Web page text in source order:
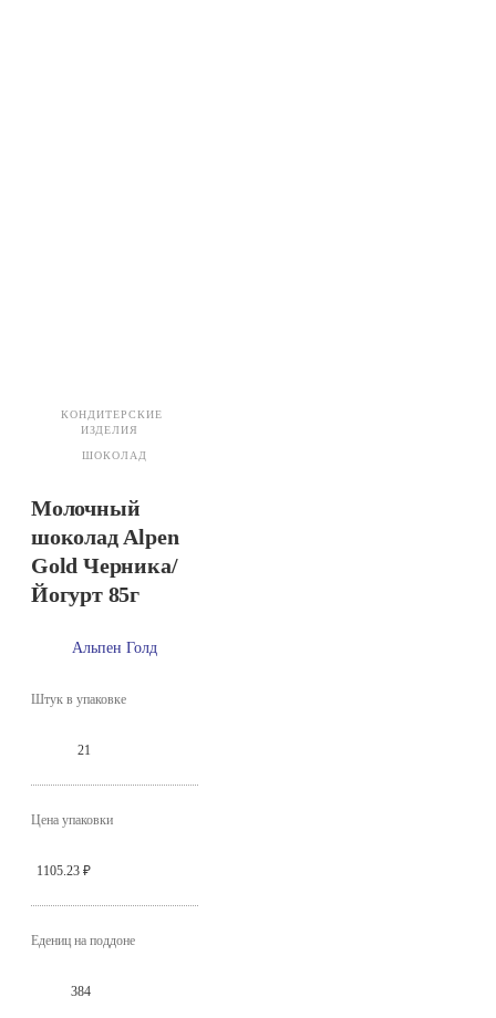
КОНДИТЕРСКИЕ
ИЗДЕЛИЯ
ШОКОЛАД
Молочный
шоколад Alpen
Gold Черника/
Йогурт 85г
Альпен Голд
Штук в упаковке
21
Цена упаковки
1105.23 ₽
Едениц на поддоне
384